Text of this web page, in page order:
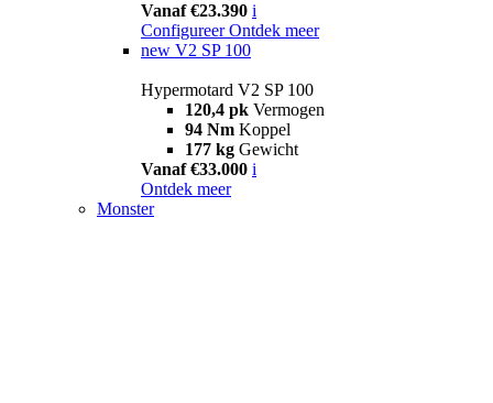
Vanaf €23.390 i
Configureer Ontdek meer
new V2 SP 100
Hypermotard V2 SP 100
120,4 pk Vermogen
94 Nm Koppel
177 kg Gewicht
Vanaf €33.000 i
Ontdek meer
Monster